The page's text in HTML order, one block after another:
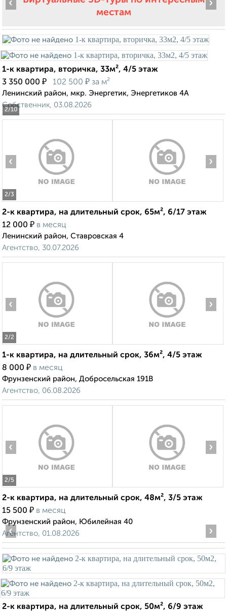
местам
2/10
‹ ›
1-к квартира, вторичка, 33м², 4/5 этаж
3 350 000 ₽ 102 500 ₽ за м²
Ленинский район, мкр. Энергетик, Энергетиков 4А
Собственник, 03.08.2026
2/3
‹ ›
2-к квартира, на длительный срок, 65м², 6/17 этаж
12 000 ₽ в месяц
Ленинский район, Ставровская 4
Агентство, 30.07.2026
2/2
‹ ›
1-к квартира, на длительный срок, 36м², 4/5 этаж
8 000 ₽ в месяц
Фрунзенский район, Добросельская 191В
Агентство, 06.08.2026
2/5
‹ ›
2-к квартира, на длительный срок, 48м², 3/5 этаж
15 500 ₽ в месяц
Фрунзенский район, Юбилейная 40
Агентство, 01.08.2026
‹ ›
2-к квартира, на длительный срок, 50м², 6/9 этаж